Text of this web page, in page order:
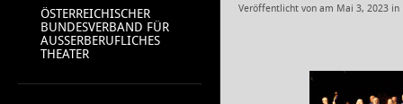
ÖSTERREICHISCHER
BUNDESVERBAND FÜR
AUSSERBERUFLICHES
THEATER
Veröffentlicht von am Mai 3, 2023 in